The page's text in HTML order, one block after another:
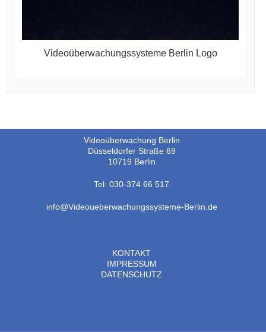
Videoüberwachungssysteme Berlin Logo
Videoüberwachung Berlin
Düsseldorfer Straße 69
10719 Berlin
Tel: 030-374 66 517
info@Videoueberwachungssysteme-Berlin.de
KONTAKT
IMPRESSUM
DATENSCHUTZ